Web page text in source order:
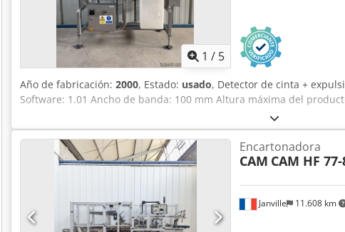
1 / 5
Año de fabricación: 2000, Estado: usado, Detector de cinta +
Software: 1.01 Ancho de banda: 100 mm Altura máxima del
Janville 11.608 km
Encartonadora
CAM CAM HF 77-